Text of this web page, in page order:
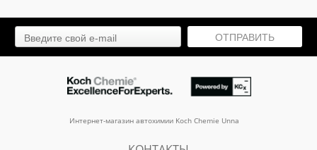
ОТПРАВИТЬ
Интернет-магазин автохимии Koch Chemie Unna